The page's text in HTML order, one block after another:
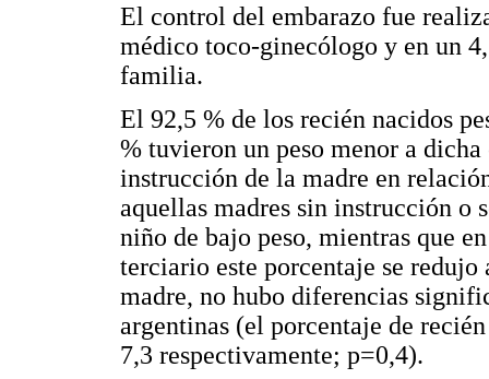
El control del embarazo fue
médico toco-ginecólogo y en un
familia.
El 92,5 % de los recién nacidos
% tuvieron un peso menor a
instrucción de la madre en
aquellas madres sin instrucción
niño de bajo peso, mientras que
terciario este porcentaje se
madre, no hubo diferencias
argentinas (el porcentaje de
7,3 respectivamente; p=0,4).